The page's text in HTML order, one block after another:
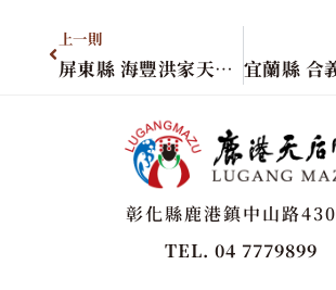
上一則
屏東縣 海豐洪家天上聖母
彰化縣鹿港鎮中山路
TEL. 04 7779899